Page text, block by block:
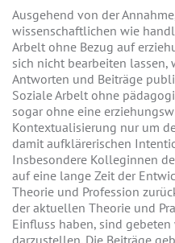
Ausgehend von der
wissenschaftlichen wie
Arbelt ohne Bezug auf
sich nicht bearbeiten lassen,
Antworten und Beiträge
Soziale Arbelt ohne
sogar ohne eine
Kontextualisierung nur um
damit aufklärerischen
Insbesondere Kolleginnen
auf eine lange Zeit der
Theorie und Profession
der aktuellen Theorie und
Einfluss haben, sind
darzustellen. Die Beiträge